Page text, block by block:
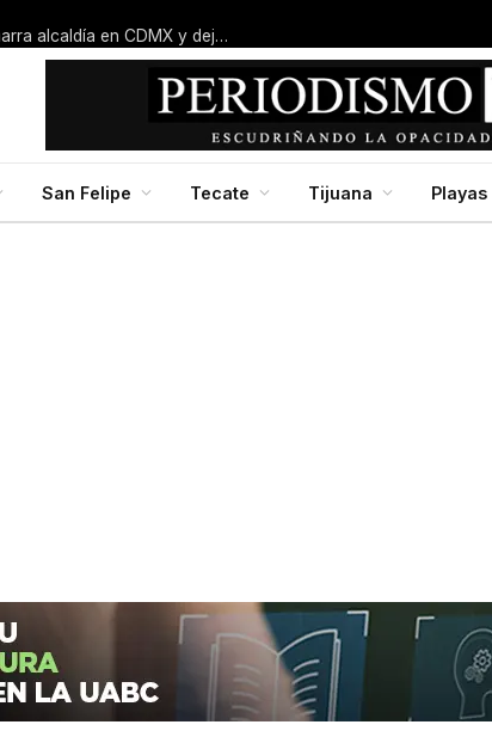
Entresijos: El dedazo blanquiazul: Macalpin amarra alcaldía en CDMX y deja al panismo local con el dedo en la boca
San Felipe Tecate Tijuana